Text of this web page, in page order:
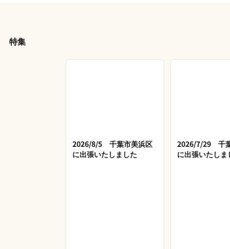
特集
2026/8/5 千葉市美浜区
に出張いたしました
2026/7/29 千
に出張いたしま